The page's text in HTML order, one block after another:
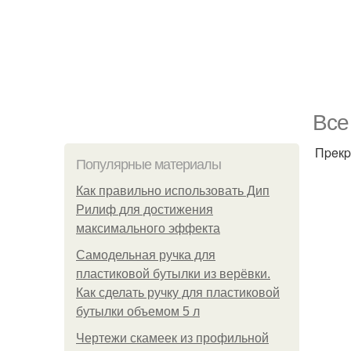
Популярные материалы
Как правильно использовать Дип
Рилиф для достижения
максимального эффекта
Самодельная ручка для
пластиковой бутылки из верёвки.
Как сделать ручку для пластиковой
бутылки объемом 5 л
Чертежи скамеек из профильной